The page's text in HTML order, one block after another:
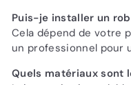
Puis-je installer un
Cela dépend de votre
un professionnel pour
Quels matériaux sont